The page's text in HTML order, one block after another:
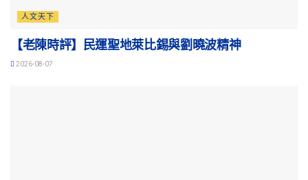
人文天下
【老陳時評】民運聖地萊比錫與劉曉波精神
2026-08-07